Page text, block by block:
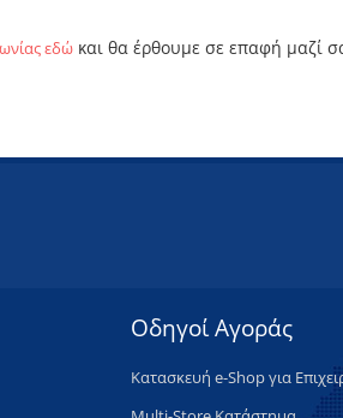
εδώ και θα έρθουμε σε επαφή μαζί
Οδηγοί Αγοράς
Κατασκευή e-Shop για